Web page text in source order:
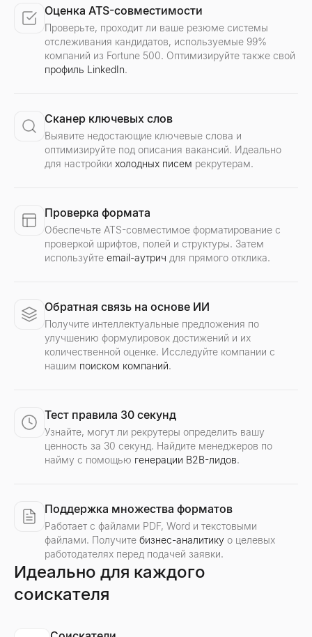
Оценка ATS-совместимости
Проверьте, проходит ли ваше резюме системы
отслеживания кандидатов, используемые 99%
компаний из Fortune 500. Оптимизируйте также свой
профиль LinkedIn.
Сканер ключевых слов
Выявите недостающие ключевые слова и
оптимизируйте под описания вакансий. Идеально
для настройки холодных писем рекрутерам.
Проверка формата
Обеспечьте ATS-совместимое форматирование с
проверкой шрифтов, полей и структуры. Затем
используйте email-аутрич для прямого отклика.
Обратная связь на основе ИИ
Получите интеллектуальные предложения по
улучшению формулировок достижений и их
количественной оценке. Исследуйте компании с
нашим поиском компаний.
Тест правила 30 секунд
Узнайте, могут ли рекрутеры определить вашу
ценность за 30 секунд. Найдите менеджеров по
найму с помощью генерации B2B-лидов.
Поддержка множества форматов
Работает с файлами PDF, Word и текстовыми
файлами. Получите бизнес-аналитику о целевых
работодателях перед подачей заявки.
Идеально для каждого
соискателя